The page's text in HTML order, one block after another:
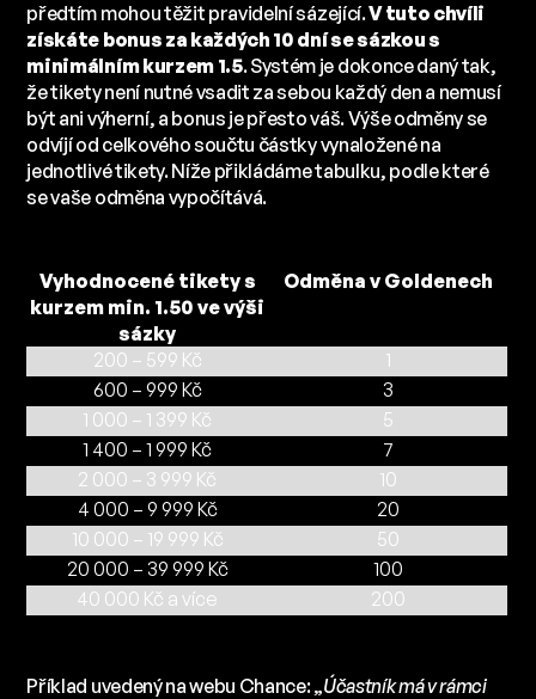
předtím mohou těžit pravidelní sázející.V tuto chvíli
získáte bonus za každých 10 dní se sázkou s
minimálním kurzem 1.5. Systém je dokonce daný tak,
že tikety není nutné vsadit za sebou každý den a nemusí
být ani výherní, a bonus je přesto váš. Výše odměny se
odvíjí od celkového součtu částky vynaložené na
jednotlivé tikety. Níže přikládáme tabulku, podle které
se vaše odměna vypočítává.
Vyhodnocené tikety s
kurzem min. 1.50 ve výši
sázky
Odměna v Goldenech
200 – 599 Kč
1
600 – 999 Kč
3
1 000 – 1 399 Kč
5
1 400 – 1 999 Kč
7
2 000 – 3 999 Kč
10
4 000 – 9 999 Kč
20
10 000 – 19 999 Kč
50
20 000 – 39 999 Kč
100
40 000 Kč a více
200
Příklad uvedený na webu Chance: „Účastník má v rámci